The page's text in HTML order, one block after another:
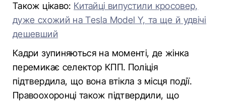
Також цікаво: Китайці випустили кросовер,
дуже схожий на Tesla Model Y, та ще й удвічі
дешевший
Кадри зупиняються на моменті, де жінка
перемикає селектор КПП. Поліція
підтвердила, що вона втікла з місця події.
Правоохоронці також підтвердили, що